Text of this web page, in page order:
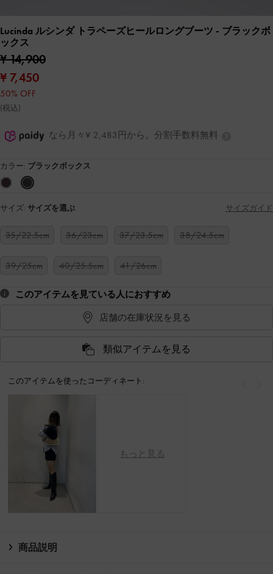
Lucinda ルシンダ トラペーズヒールロングブーツ - ブラックボ
ックス
¥ 14,900
¥ 7,450
50% OFF
(税込)
なら月々¥ 2,483円から。分割手数料無料
カラー: ブラックボックス
サイズ: サイズを選ぶ サイズガイド
35/22.5cm 36/23cm 37/23.5cm 38/24.5cm
39/25cm 40/25.5cm 41/26cm
このアイテムを見ている人におすすめ
店舗の在庫状況を見る
類似アイテムを見る
このアイテムを使ったコーディネート:
もっと見る
商品説明